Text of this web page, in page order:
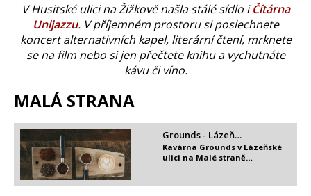
V Husitské ulici na Žižkově našla stálé sídlo iČítárna
Unijazzu. V příjemném prostoru si poslechnete
koncert alternativních kapel, literární čtení, mrknete
se na film nebo si jen přečtete knihu a vychutnáte
kávu či víno.
MALÁ STRANA
Grounds - Lázeň…
Kavárna Grounds v Lázeňské
ulici na Malé straně…